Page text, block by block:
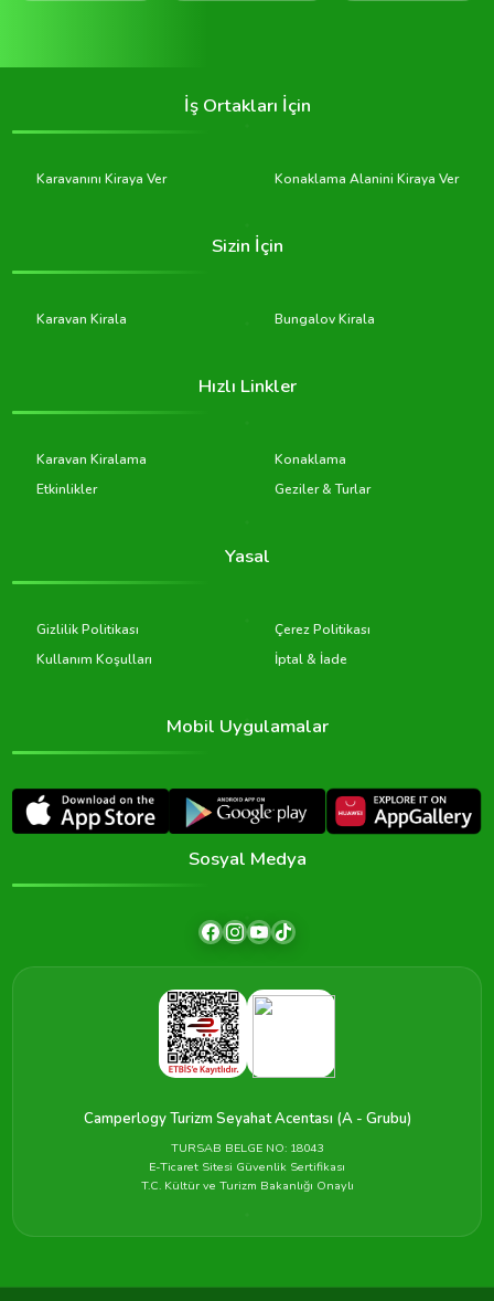
İş Ortakları İçin
Karavanını Kiraya Ver Konaklama Alanini Kiraya Ver
Sizin İçin
Karavan Kirala Bungalov Kirala
Hızlı Linkler
Karavan Kiralama
Konaklama
Etkinlikler
Geziler & Turlar
Yasal
Gizlilik Politikası
Çerez Politikası
Kullanım Koşulları
İptal & İade
Mobil Uygulamalar
Sosyal Medya
Camperlogy Turizm Seyahat Acentası (A - Grubu)
TURSAB BELGE NO: 18043
E-Ticaret Sitesi Güvenlik Sertifikası
T.C. Kültür ve Turizm Bakanlığı Onaylı